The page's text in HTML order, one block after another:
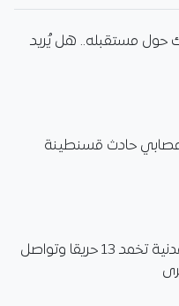
حول مستقبله.. هل يُريد
مصابي حادث قسنطينة
الجمعة.. الحماية المدنية تخمد 13 حريقا وتواصل